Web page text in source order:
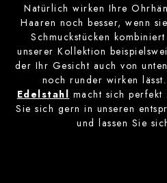
Natürlich wirken Ihre
Haaren noch besser, wenn
Schmuckstücken
unserer Kollektion
der Ihr Gesicht auch von
noch runder wirken
Edelstahl macht sich
Sie sich gern in unseren
und lassen Sie